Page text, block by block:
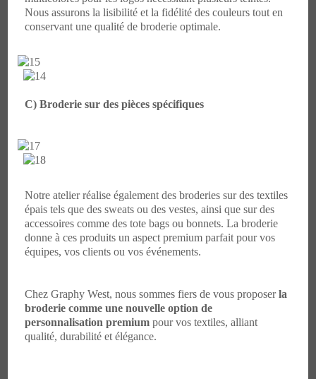
Nous assurons la lisibilité et la fidélité des couleurs tout en
conservant une qualité de broderie optimale.
C) Broderie sur des pièces spécifiques
Notre atelier réalise également des broderies sur des textiles
épais tels que des sweats ou des vestes, ainsi que sur des
accessoires comme des tote bags ou bonnets. La broderie
donne à ces produits un aspect premium parfait pour vos
équipes, vos clients ou vos événements.
Chez Graphy West, nous sommes fiers de vous proposerla
broderie comme une nouvelle option de
personnalisation premiumpour vos textiles, alliant
qualité, durabilité et élégance.